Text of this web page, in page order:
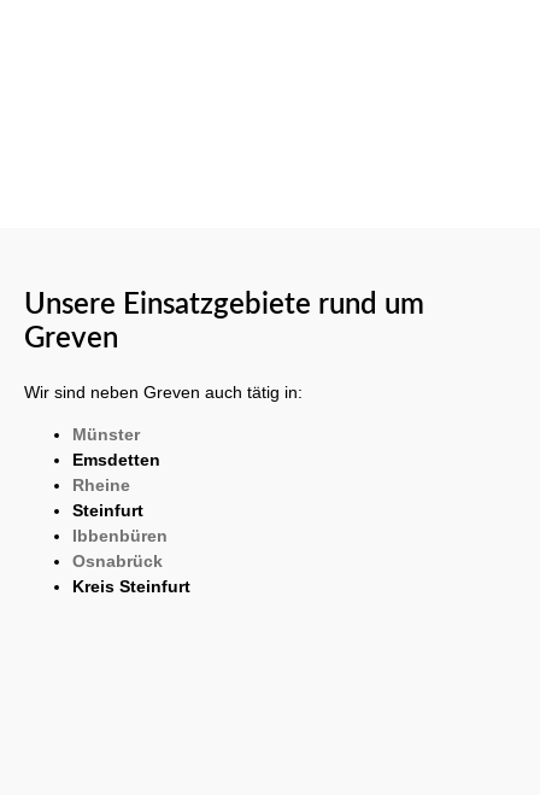
Unsere Einsatzgebiete rund um
Greven
Wir sind neben Greven auch tätig in:
Münster
Emsdetten
Rheine
Steinfurt
Ibbenbüren
Osnabrück
Kreis Steinfurt